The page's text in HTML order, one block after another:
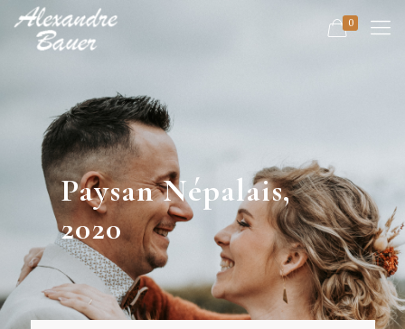
0
Paysan Népalais,
2020